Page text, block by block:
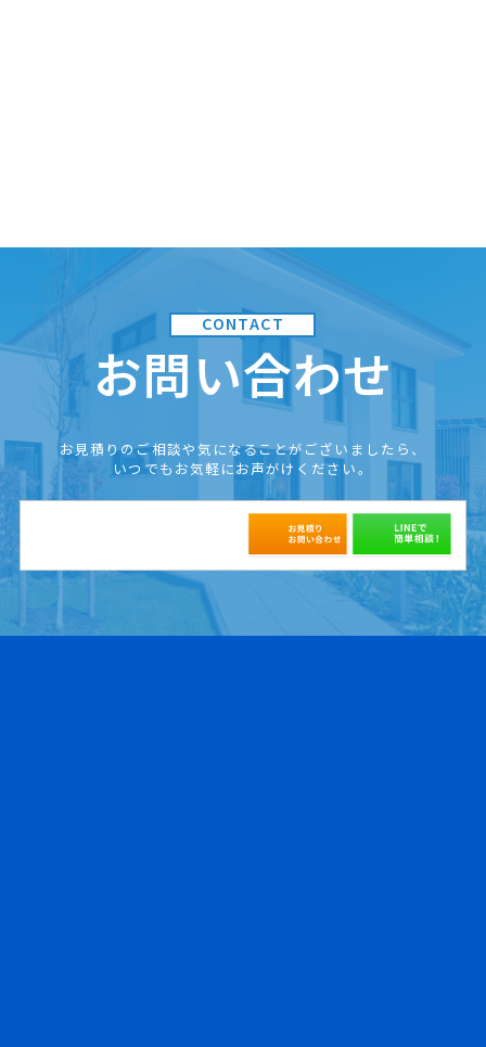
お問い合わせ
お見積りのご相談や気になることがございましたら、
いつでもお気軽にお声がけください。